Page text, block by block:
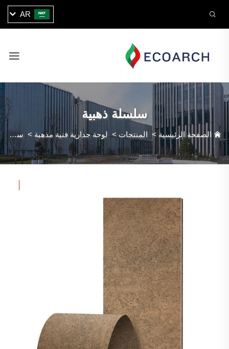
AR
سلسلة ذهبية
الصفحة الرئيسية > المنتجات >لوحة جدارية فنية مذهبة > سلسلة ذهبية